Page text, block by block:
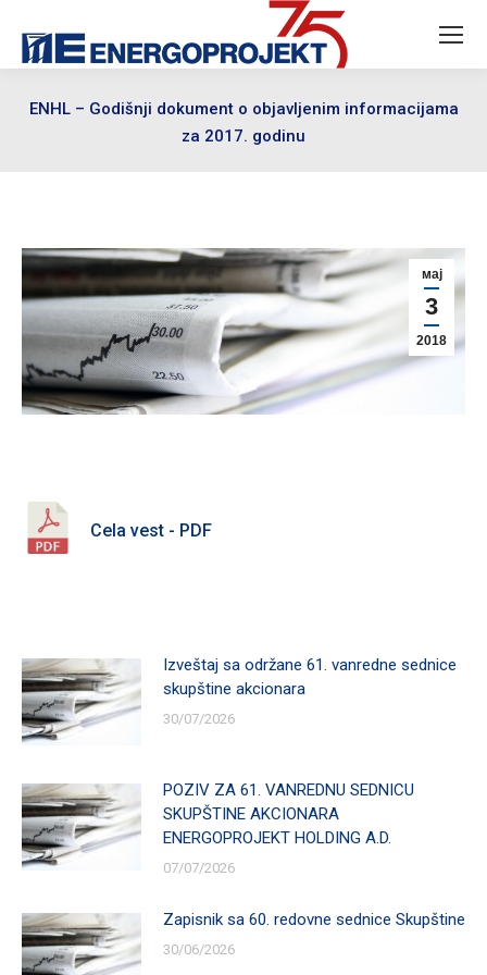
ENHL – Godišnji dokument o objavljenim informacijama
za 2017. godinu
мај
3
2018
Cela vest - PDF
Izveštaj sa održane 61. vanredne sednice
skupštine akcionara
30/07/2026
POZIV ZA 61. VANREDNU SEDNICU
SKUPŠTINE AKCIONARA
ENERGOPROJEKT HOLDING A.D.
07/07/2026
Zapisnik sa 60. redovne sednice Skupštine
30/06/2026